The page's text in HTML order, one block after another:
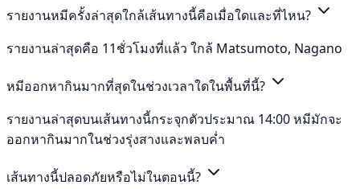
รายงานหมีครั้งล่าสุดใกล้เส้นทางนี้คือเมื่อใดและที่ไหน?
รายงานล่าสุดคือ 11ชั่วโมงที่แล้ว ใกล้ Matsumoto, Nagano
หมีออกหากินมากที่สุดในช่วงเวลาใดในพื้นที่นี้?
รายงานล่าสุดบนเส้นทางนี้กระจุกตัวประมาณ 14:00 หมีมักจะ
ออกหากินมากในช่วงรุ่งสางและพลบค่ำ
เส้นทางนี้ปลอดภัยหรือไม่ในตอนนี้?